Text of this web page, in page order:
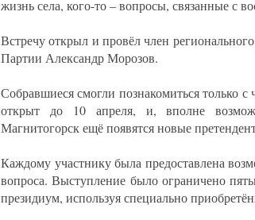
жизнь села, кого-то – вопросы, связанные с
Встречу открыл и провёл член
Партии Александр Морозов.
Собравшиеся смогли познакомиться только
открыт до 10 апреля, и, вполне
Магнитогорск ещё появятся новые
Каждому участнику была предоставлена
вопроса. Выступление было ограничено
президиум, используя специально